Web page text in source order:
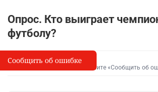
Опрос. Кто выиграет
футболу?
I
Сообщить об опечатке
Выделите фрагмент и нажмите «Сообщить об
Сообщить об ошибке